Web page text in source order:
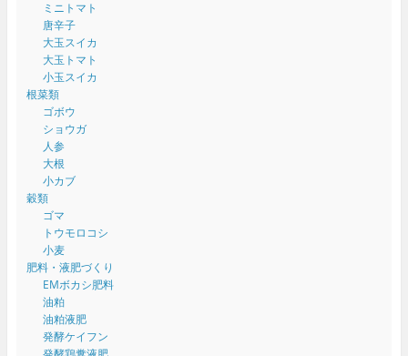
ミニトマト
唐辛子
大玉スイカ
大玉トマト
小玉スイカ
根菜類
ゴボウ
ショウガ
人参
大根
小カブ
穀類
ゴマ
トウモロコシ
小麦
肥料・液肥づくり
EMボカシ肥料
油粕
油粕液肥
発酵ケイフン